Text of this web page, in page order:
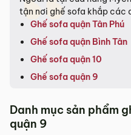
tận nơi ghế sofa khắp các
Ghế sofa quận Tân Phú
Ghế sofa quận Bình Tân
Ghế sofa quận 10
Ghế sofa quận 9
Danh mục sản phẩm
quận 9